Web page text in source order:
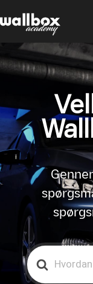
Search
For